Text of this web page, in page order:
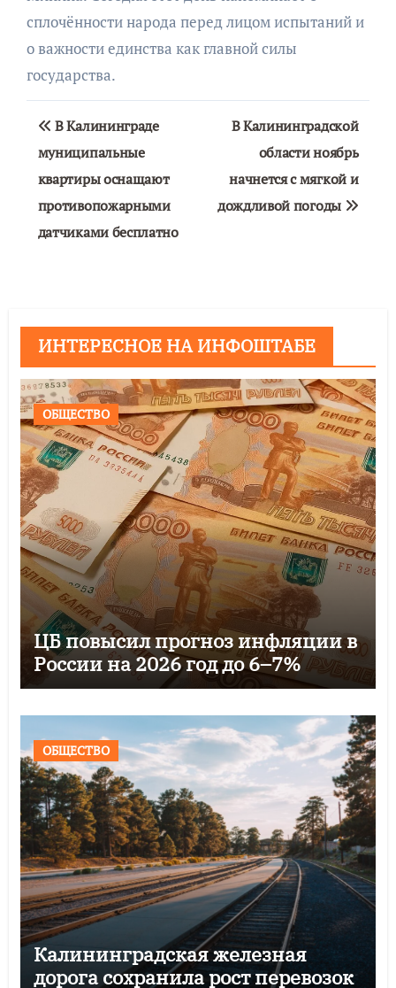
сплочённости народа перед лицом испытаний и
о важности единства как главной силы
государства.
Навигация
по
записям
В Калининграде
муниципальные
квартиры оснащают
противопожарными
датчиками бесплатно
В Калининградской
области ноябрь
начнется с мягкой и
дождливой погоды
ИНТЕРЕСНОЕ НА ИНФОШТАБЕ
ОБЩЕСТВО
ЦБ повысил прогноз инфляции в
России на 2026 год до 6–7%
ОБЩЕСТВО
Калининградская железная
дорога сохранила рост перевозок